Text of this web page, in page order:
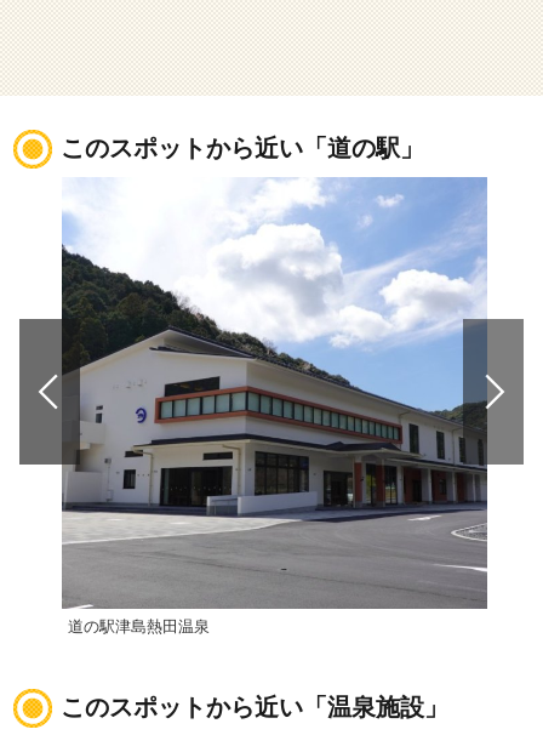
このスポットから近い「道の駅」
道の駅津島熱田温泉
このスポットから近い「温泉施設」